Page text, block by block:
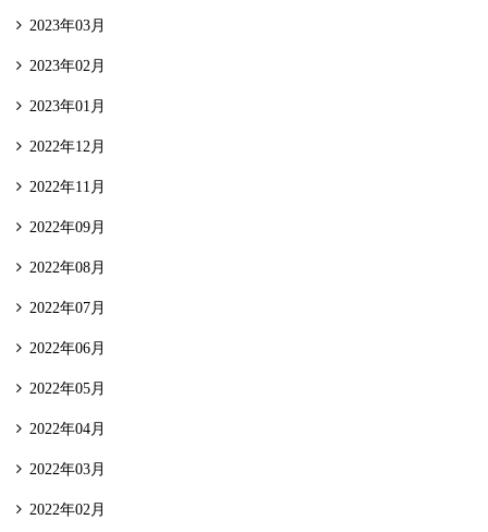
2023年03月
2023年02月
2023年01月
2022年12月
2022年11月
2022年09月
2022年08月
2022年07月
2022年06月
2022年05月
2022年04月
2022年03月
2022年02月